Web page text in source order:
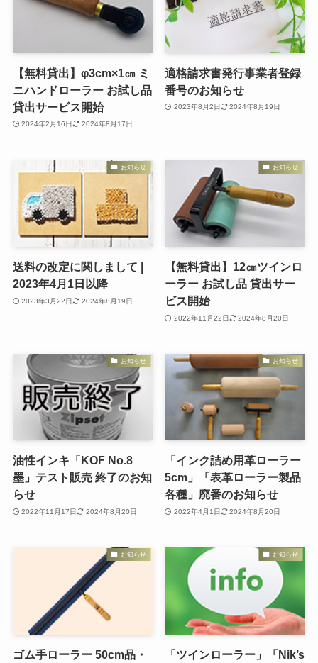
【無料貸出】φ3cm×1㎝ ミ
ニハンドローラー お試し品
貸出サービス開始
2024年2月16日 2024年8月17日
適格請求書発行事業者登録
番号のお知らせ
2023年8月2日 2024年8月19日
お知らせ
送料の改定に関しまして |
2023年4月1日以降
2023年3月22日 2024年8月19日
お知らせ
【無料貸出】12㎝ツインロ
ーラー お試し品 貸出サー
ビス開始
2022年11月22日 2024年8月20日
お知らせ
油性インキ「KOF No.8
墨」テスト販売 終了のお知
らせ
2022年11月17日 2024年8月20日
お知らせ
「インク詰め用革ローラー
5cm」「表革ローラー製品
各種」廃番のお知らせ
2022年4月1日 2024年8月20日
お知らせ
ゴム手ローラー 50cm品・
お知らせ
「ツインローラー」「Nik’s